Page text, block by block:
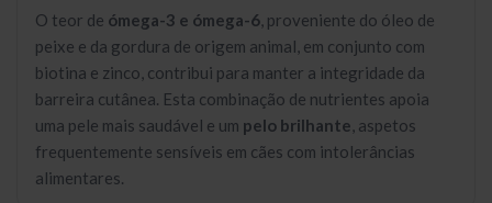
O teor de ómega-3 e ómega-6 , proveniente do óleo de
peixe e da gordura de origem animal, em conjunto com
biotina e zinco, contribui para manter a integridade da
barreira cutânea. Esta combinação de nutrientes apoia
uma pele mais saudável e um pelo brilhante , aspetos
frequentemente sensíveis em cães com intolerâncias
alimentares.